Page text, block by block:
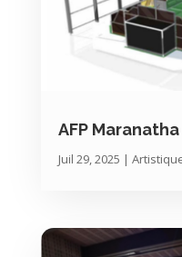
AFP Maranatha
Juil 29, 2025 |